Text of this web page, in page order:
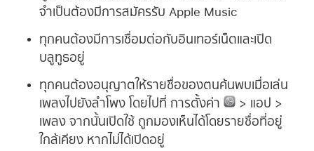
จำเป็นต้องมีการสมัครรับ Apple Music
ทุกคนต้องมีการเชื่อมต่อกับอินเทอร์เน็ตและเปิด
บลูทูธอยู่
ทุกคนต้องอนุญาตให้รายชื่อของตนค้นพบเมื่อเล่น
เพลงไปยังลำโพง โดยไปที่ การตั้งค่า
> แอป >
เพลง จากนั้นเปิดใช้ ถูกมองเห็นได้โดยรายชื่อที่อยู่
ใกล้เคียง หากไม่ได้เปิดอยู่